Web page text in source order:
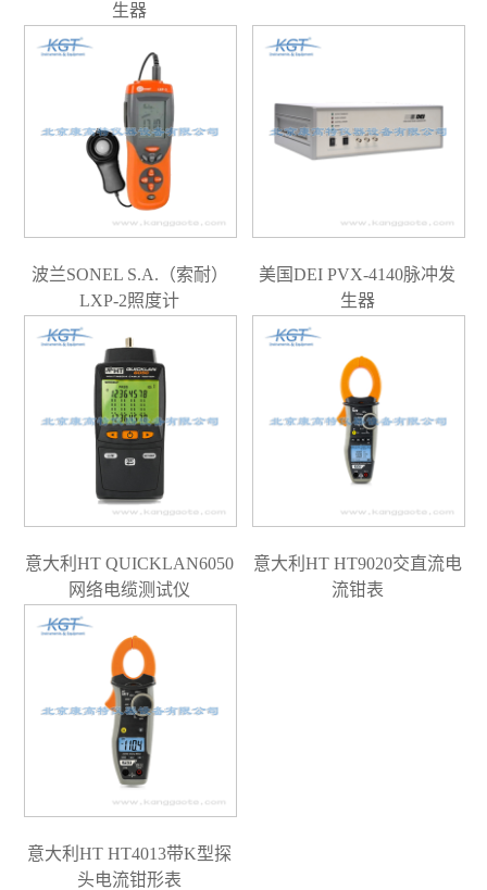
生器
波兰SONEL S.A.（索耐）
LXP-2照度计
美国DEI PVX-4140脉冲发
生器
意大利HT QUICKLAN6050
网络电缆测试仪
意大利HT HT9020交直流电
流钳表
意大利HT HT4013带K型探
头电流钳形表